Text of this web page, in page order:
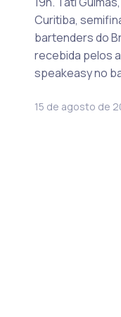
Curitiba,
bartenders do
recebida pelos
speakeasy no
15 de agosto de